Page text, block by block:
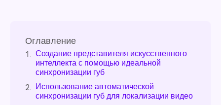
Оглавление
1. Создание представителя искусственного
интеллекта с помощью идеальной
синхронизации губ
2. Использование автоматической
синхронизации губ для локализации видео